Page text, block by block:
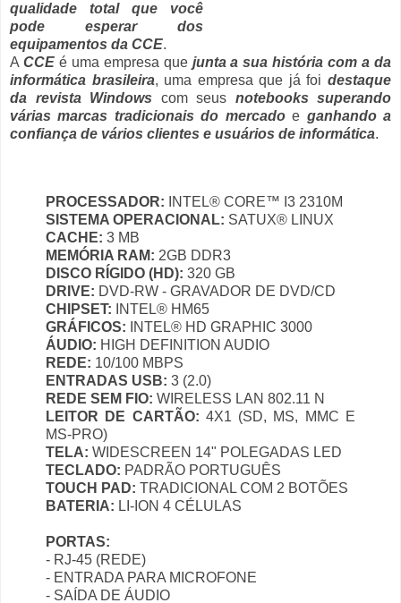
qualidade total que você
pode esperar dos
equipamentos da CCE.
A CCEé uma empresa que junta a sua história com a da
informática brasileira, uma empresa que já foidestaque
da revista Windows com seus notebooks superando
várias marcas tradicionais do mercadoe ganhando a
confiança de vários clientes e usuários de informática.
PROCESSADOR: INTEL® CORE™ I3 2310M
SISTEMA OPERACIONAL: SATUX® LINUX
CACHE: 3 MB
MEMÓRIA RAM: 2GB DDR3
DISCO RÍGIDO (HD): 320 GB
DRIVE: DVD-RW - GRAVADOR DE DVD/CD
CHIPSET: INTEL® HM65
GRÁFICOS: INTEL® HD GRAPHIC 3000
ÁUDIO: HIGH DEFINITION AUDIO
REDE: 10/100 MBPS
ENTRADAS USB: 3 (2.0)
REDE SEM FIO: WIRELESS LAN 802.11 N
LEITOR DE CARTÃO: 4X1 (SD, MS, MMC E
MS-PRO)
TELA: WIDESCREEN 14" POLEGADAS LED
TECLADO: PADRÃO PORTUGUÊS
TOUCH PAD: TRADICIONAL COM 2 BOTÕES
BATERIA: LI-ION 4 CÉLULAS
PORTAS:
- RJ-45 (REDE)
- ENTRADA PARA MICROFONE
- SAÍDA DE ÁUDIO